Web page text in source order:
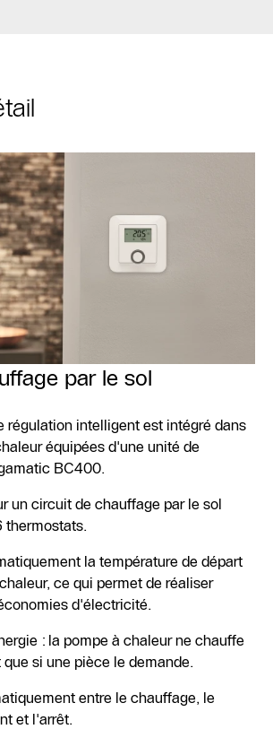
par le sol
régulation intelligent est intégré dans
équipées d'une unité de
BC400.
un circuit de chauffage par le sol
thermostats.
la température de départ
ce qui permet de réaliser
d'électricité.
: la pompe à chaleur ne chauffe
si une pièce le demande.
entre le chauffage, le
et l'arrêt.